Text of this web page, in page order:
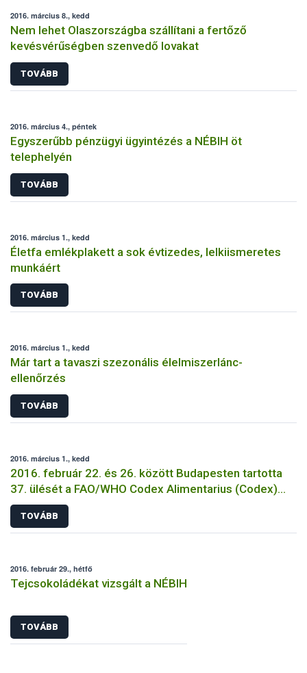
2016. március 8., kedd
Nem lehet Olaszországba szállítani a fertőző
kevésvérűségben szenvedő lovakat
TOVÁBB
2016. március 4., péntek
Egyszerűbb pénzügyi ügyintézés a NÉBIH öt
telephelyén
TOVÁBB
2016. március 1., kedd
Életfa emlékplakett a sok évtizedes, lelkiismeretes
munkáért
TOVÁBB
2016. március 1., kedd
Már tart a tavaszi szezonális élelmiszerlánc-
ellenőrzés
TOVÁBB
2016. március 1., kedd
2016. február 22. és 26. között Budapesten tartotta
37. ülését a FAO/WHO Codex Alimentarius (Codex)
Analitikai és Mintavételi Módszerek szakbizottsága
(CCMAS)
TOVÁBB
2016. február 29., hétfő
Tejcsokoládékat vizsgált a NÉBIH
TOVÁBB